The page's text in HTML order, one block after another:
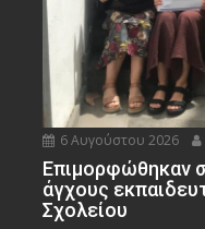
6 Αυγούστου 2026
Eπιμορφώθηκαν
άγχους
Σχολείου